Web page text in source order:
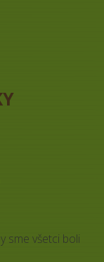
sme všetci boli